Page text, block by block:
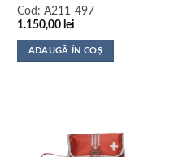
Cod: A211-497
1.150,00 lei
ADAUGĂ ÎN COȘ